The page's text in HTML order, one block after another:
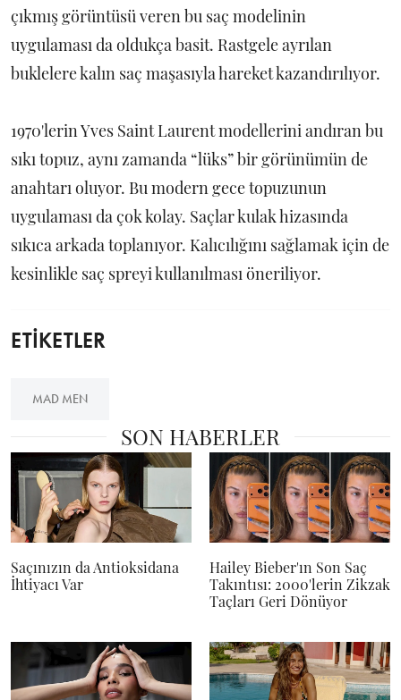
çıkmış görüntüsü veren bu saç modelinin
uygulaması da oldukça basit. Rastgele ayrılan
buklelere kalın saç maşasıyla hareket kazandırılıyor.
1970'lerin Yves Saint Laurent modellerini andıran bu
sıkı topuz, aynı zamanda “lüks” bir görünümün de
anahtarı oluyor. Bu modern gece topuzunun
uygulaması da çok kolay. Saçlar kulak hizasında
sıkıca arkada toplanıyor. Kalıcılığını sağlamak için de
kesinlikle saç spreyi kullanılması öneriliyor.
ETİKETLER
MAD MEN
SON HABERLER
Saçınızın da Antioksidana
İhtiyacı Var
Hailey Bieber'ın Son Saç
Takıntısı: 2000'lerin Zikzak
Taçları Geri Dönüyor